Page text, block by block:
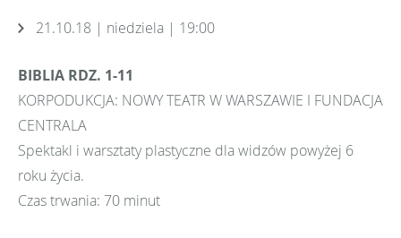
21.10.18 | niedziela | 19:00
BIBLIA RDZ. 1-11
KORPODUKCJA: NOWY TEATR W WARSZAWIE I FUNDACJA
CENTRALA
Spektakl i warsztaty plastyczne dla widzów powyżej 6
roku życia.
Czas trwania: 70 minut